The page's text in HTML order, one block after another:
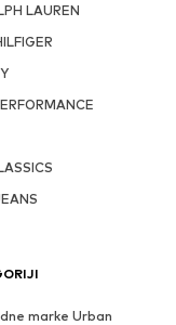
LAUREN
marke Urban